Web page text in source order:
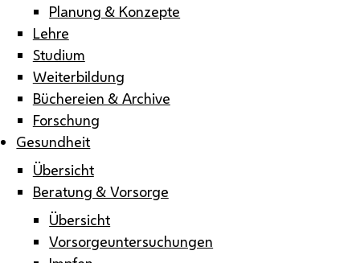
Planung & Konzepte
Lehre
Studium
Weiterbildung
Büchereien & Archive
Forschung
Gesundheit
Übersicht
Beratung & Vorsorge
Übersicht
Vorsorgeuntersuchungen